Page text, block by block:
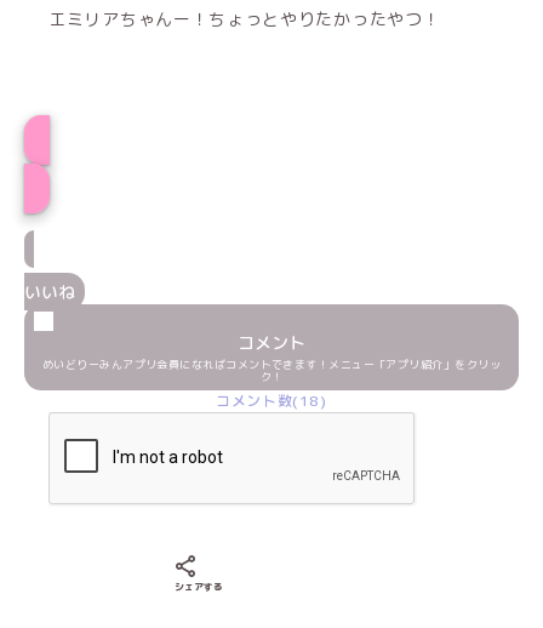
エミリアちゃんー！ちょっとやりたかったやつ！
いいね
コメント
めいどりーみんアプリ会員になればコメントできます！メニュー「アプリ紹介」をクリッ
ク！
コメント数(18)
シェアする